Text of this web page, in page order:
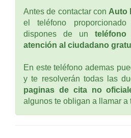
Antes de contactar con Auto
el teléfono
dispones de un
atención al ciudadano
En este teléfono ademas
y te resolverán todas las
paginas de cita no
algunos te obligan a llamar a